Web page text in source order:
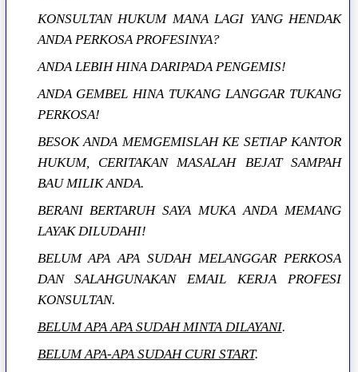
KONSULTAN HUKUM MANA LAGI YANG HENDAK
ANDA PERKOSA PROFESINYA?
ANDA LEBIH HINA DARIPADA PENGEMIS!
ANDA GEMBEL HINA TUKANG LANGGAR TUKANG
PERKOSA!
BESOK ANDA MEMGEMISLAH KE SETIAP KANTOR
HUKUM, CERITAKAN MASALAH BEJAT SAMPAH
BAU MILIK ANDA.
BERANI BERTARUH SAYA MUKA ANDA MEMANG
LAYAK DILUDAHI!
BELUM APA APA SUDAH MELANGGAR PERKOSA
DAN SALAHGUNAKAN EMAIL KERJA PROFESI
KONSULTAN.
BELUM APA APA SUDAH MINTA DILAYANI.
BELUM APA-APA SUDAH CURI START.